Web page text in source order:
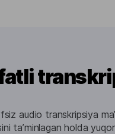
audio transkripsiya
taʼminlagan holda